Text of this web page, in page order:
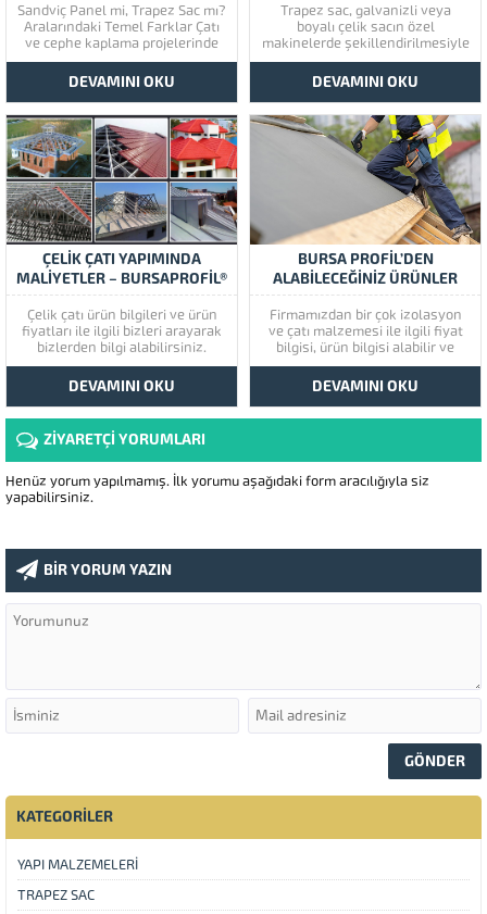
Sandviç Panel mi, Trapez Sac mı?
Aralarındaki Temel Farklar Çatı
ve cephe kaplama projelerinde
en çok tercih edilen iki ürün
Sandviç Panel ve Trapez Sactır.
Kullanım alanları benzer olsa da,
sundukları performans ve
özellikler birbirinden farklıdır.
Sandviç Panel Trapez Sac...
DEVAMINI OKU
Trapez sac, galvanizli veya
boyalı çelik sacın özel
makinelerde şekillendirilmesiyle
üretilen, yüksek dayanımlı bir
çatı ve cephe kaplama
malzemesidir. Hafif yapısı,
ekonomik fiyatı ve hızlı montaj
avantajı sayesinde sanayi
tesislerinden tarım yapılarından
depolara kadar birçok alanda
yaygın olarak kullanılmaktadır.
Bursa...
DEVAMINI OKU
ÇELİK ÇATI YAPIMINDA
MALİYETLER – BURSAPROFİL®
Çelik çatı ürün bilgileri ve ürün
fiyatları ile ilgili bizleri arayarak
bizlerden bilgi alabilirsiniz.
DEVAMINI OKU
BURSA PROFİL’DEN
ALABİLECEĞİNİZ ÜRÜNLER
LİSTESİ
Firmamızdan bir çok izolasyon
ve çatı malzemesi ile ilgili fiyat
bilgisi, ürün bilgisi alabilir ve
sipariş verebilirsiniz. Bizlere
whatsupp üzerinden veya bizi
arayarak ulaşabilirsiniz.
DEVAMINI OKU
ZİYARETÇİ YORUMLARI
Henüz yorum yapılmamış. İlk yorumu aşağıdaki form aracılığıyla siz
yapabilirsiniz.
BİR YORUM YAZIN
KATEGORİLER
YAPI MALZEMELERİ
TRAPEZ SAC